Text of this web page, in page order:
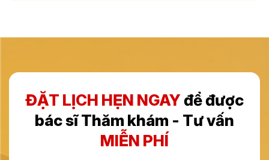
ĐẶT LỊCH HẸN NGAYđể được
bác sĩ Thăm khám - Tư vấn
MIỄN PHÍ